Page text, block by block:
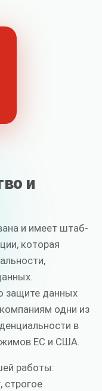
и
и имеет штаб-
которая
защите данных
одни из
в
ЕС и США.
работы:
строгое